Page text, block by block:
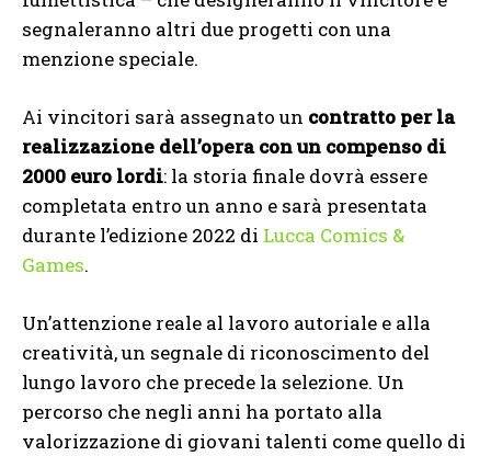
segnaleranno altri due progetti con una
menzione speciale.
Ai vincitori sarà assegnato un contratto per la
realizzazione dell’opera con un compenso di
2000 euro lordi: la storia finale dovrà essere
completata entro un anno e sarà presentata
durante l’edizione 2022 di Lucca Comics &
Games.
Un’attenzione reale al lavoro autoriale e alla
creatività, un segnale di riconoscimento del
lungo lavoro che precede la selezione. Un
percorso che negli anni ha portato alla
valorizzazione di giovani talenti come quello di